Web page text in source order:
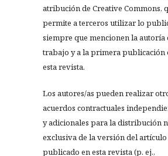
atribución de Creative Commons,
permite a terceros utilizar lo
siempre que mencionen la autoría
trabajo y a la primera publicación
esta revista.
Los autores/as pueden realizar
acuerdos contractuales
y adicionales para la distribución
exclusiva de la versión del artículo
publicado en esta revista (p. ej.,